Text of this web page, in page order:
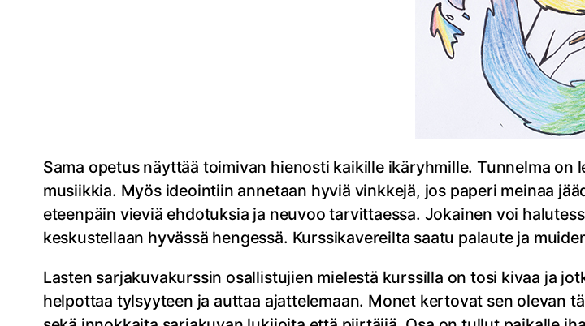
Sama opetus näyttää toimivan hienosti kaikille ikäryhmille. Tunnelma
musiikkia. Myös ideointiin annetaan hyviä vinkkejä, jos paperi meinaa
eteenpäin vieviä ehdotuksia ja neuvoo tarvittaessa. Jokainen voi
keskustellaan hyvässä hengessä. Kurssikavereilta saatu palaute ja
Lasten sarjakuvakurssin osallistujien mielestä kurssilla on tosi kivaa ja
helpottaa tylsyyteen ja auttaa ajattelemaan. Monet kertovat sen olevan